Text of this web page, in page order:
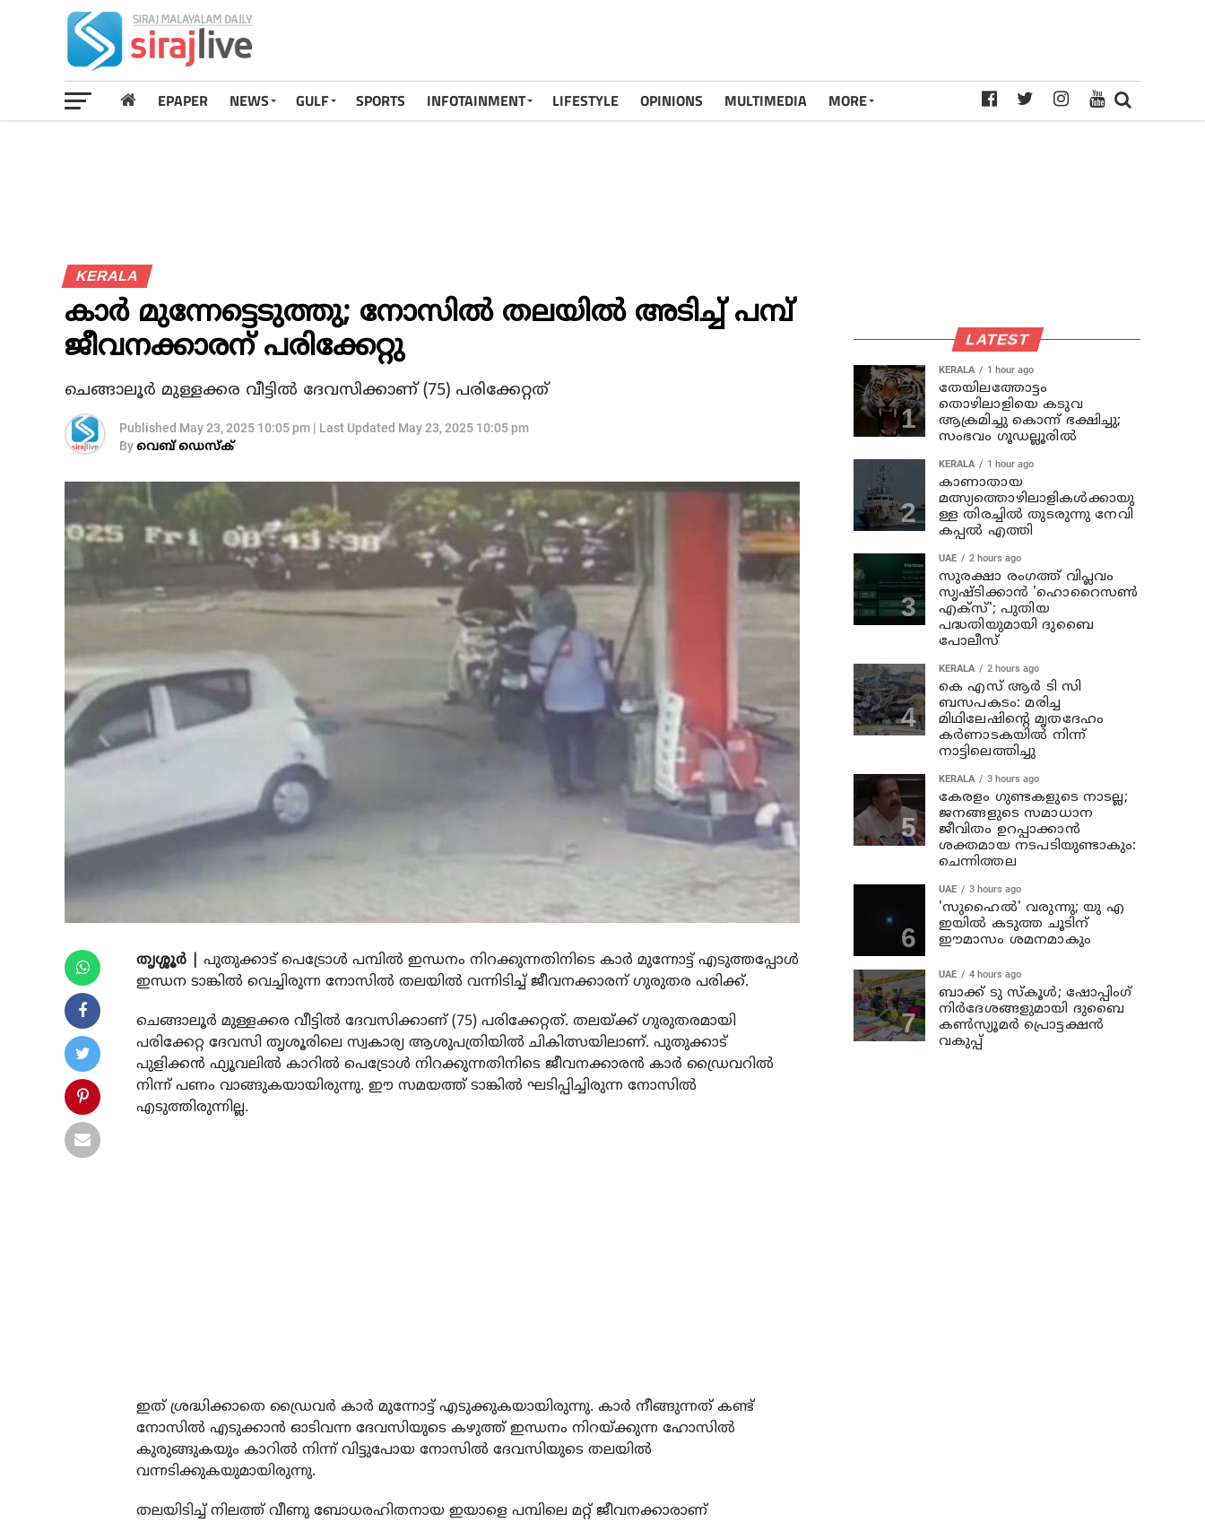
EPAPER NEWS GULF SPORTS INFOTAINMENT LIFESTYLE OPINIONS MULTIMEDIA MORE
KERALA
കാര്‍ മുന്നേട്ടെടുത്തു; നോസില്‍ തലയില്‍ അടിച്ച് പമ്പ്
ജീവനക്കാരന് പരിക്കേറ്റു
ചെങ്ങാലൂര്‍ മുള്ളക്കര വീട്ടില്‍ ദേവസിക്കാണ് (75) പരിക്കേറ്റത്
Published May 23, 2025 10:05 pm | Last Updated May 23, 2025 10:05 pm
Byവെബ് ഡെസ്‌ക്
തൃശ്ശൂര്‍ |
പുതുക്കാട് പെട്രോള്‍ പമ്പില്‍ ഇന്ധനം നിറക്കുന്നതിനിടെ കാര്‍ മുന്നോട്ട് എടുത്തപ്പോള്‍
ഇന്ധന ടാങ്കില്‍ വെച്ചിരുന്ന നോസില്‍ തലയില്‍ വന്നിടിച്ച് ജീവനക്കാരന് ഗുരുതര പരിക്ക്.
ചെങ്ങാലൂര്‍ മുള്ളക്കര വീട്ടില്‍ ദേവസിക്കാണ് (75) പരിക്കേറ്റത്. തലയ്ക്ക് ഗുരുതരമായി
പരിക്കേറ്റ ദേവസി തൃശൂരിലെ സ്വകാര്യ ആശുപത്രിയില്‍ ചികിത്സയിലാണ്. പുതുക്കാട്
പുളിക്കന്‍ ഫ്യൂവലില്‍ കാറില്‍ പെട്രോള്‍ നിറക്കുന്നതിനിടെ ജീവനക്കാരന്‍ കാര്‍ ഡ്രൈവറില്‍
നിന്ന് പണം വാങ്ങുകയായിരുന്നു. ഈ സമയത്ത് ടാങ്കില്‍ ഘടിപ്പിച്ചിരുന്ന നോസില്‍
എടുത്തിരുന്നില്ല.
ഇത് ശ്രദ്ധിക്കാതെ ഡ്രൈവര്‍ കാര്‍ മുന്നോട്ട് എടുക്കുകയായിരുന്നു. കാര്‍ നീങ്ങുന്നത് കണ്ട്
നോസില്‍ എടുക്കാന്‍ ഓടിവന്ന ദേവസിയുടെ കഴുത്ത് ഇന്ധനം നിറയ്ക്കുന്ന ഹോസില്‍
കുരുങ്ങുകയും കാറില്‍ നിന്ന് വിട്ടുപോയ നോസില്‍ ദേവസിയുടെ തലയില്‍
വന്നടിക്കുകയുമായിരുന്നു.
തലയിടിച്ച് നിലത്ത് വീണു ബോധരഹിതനായ ഇയാളെ പമ്പിലെ മറ്റ് ജീവനക്കാരാണ്
LATEST
KERALA 1 hour ago
തേയിലത്തോട്ടം
തൊഴിലാളിയെ കടുവ
ആക്രമിച്ചു കൊന്ന് ഭക്ഷിച്ചു;
സംഭവം ഗൂഡല്ലൂരില്‍
KERALA 1 hour ago
കാണാതായ
മത്സ്യത്തൊഴിലാളികള്‍ക്കായു
ള്ള തിരച്ചില്‍ തുടരുന്നു നേവി
കപ്പല്‍ എത്തി
UAE 2 hours ago
സുരക്ഷാ രംഗത്ത് വിപ്ലവം
സൃഷ്ടിക്കാന്‍ 'ഹൊറൈസണ്‍
എക്‌സ്'; പുതിയ
പദ്ധതിയുമായി ദുബൈ
പോലീസ്
KERALA 2 hours ago
കെ എസ് ആര്‍ ടി സി
ബസപകടം: മരിച്ച
മിഥിലേഷിന്റെ മൃതദേഹം
കര്‍ണാടകയില്‍ നിന്ന്
നാട്ടിലെത്തിച്ചു
KERALA 3 hours ago
കേരളം ഗുണ്ടകളുടെ നാടല്ല;
ജനങ്ങളുടെ സമാധാന
ജീവിതം ഉറപ്പാക്കാന്‍
ശക്തമായ നടപടിയുണ്ടാകും:
ചെന്നിത്തല
UAE 3 hours ago
'സുഹൈല്‍' വരുന്നു; യു എ
ഇയില്‍ കടുത്ത ചൂടിന്
ഈമാസം ശമനമാകും
UAE 4 hours ago
ബാക്ക് ടു സ്‌കൂള്‍; ഷോപ്പിംഗ്
നിര്‍ദേശങ്ങളുമായി ദുബൈ
കണ്‍സ്യൂമര്‍ പ്രൊട്ടക്ഷന്‍
വകുപ്പ്